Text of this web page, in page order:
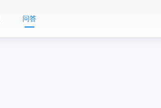
问答